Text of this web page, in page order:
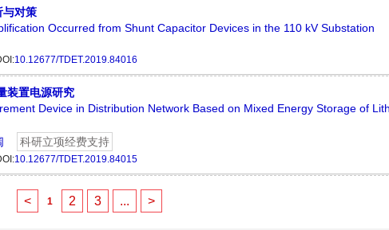
与对策
Occurred from Shunt Capacitor Devices in the 110 kV Substation
10.12677/TDET.2019.84016
装置电源研究
Device in Distribution Network Based on Mixed Energy Storage of
科研立项经费支持
10.12677/TDET.2019.84015
< 1 2 3 ... >